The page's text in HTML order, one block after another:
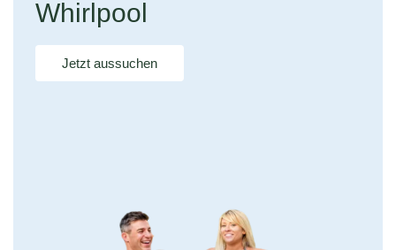
Whirlpool
Jetzt aussuchen